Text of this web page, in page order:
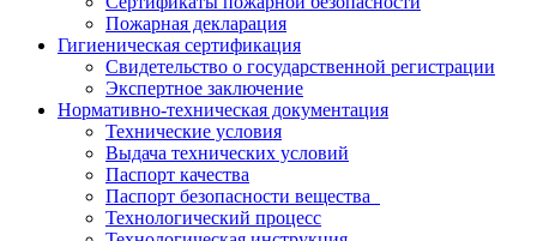
Пожарная декларация
Гигиеническая сертификация
Свидетельство о государственной регистрации
Экспертное заключение
Нормативно-техническая документация
Технические условия
Выдача технических условий
Паспорт качества
Паспорт безопасности вещества
Технологический процесс